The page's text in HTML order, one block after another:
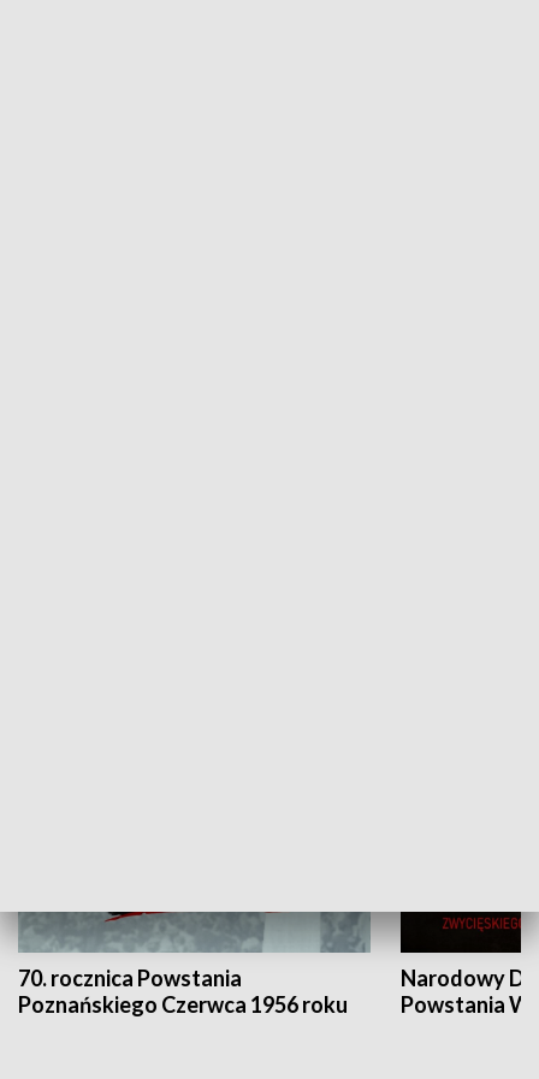
70. rocznica Powstania
Poznańskiego Czerwca 1956 roku
Narodowy
Powstania